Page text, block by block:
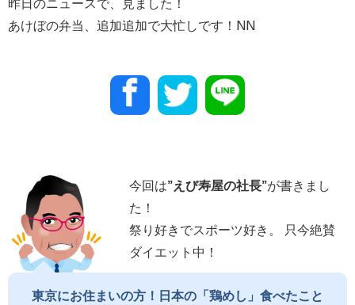
昨日のニュースで、見ました！
あけぼの弁当、追加追加で大忙しです！NN
今回は”えび寿屋の社長”が書きまし
た！
祭り好きでスポーツ好き。 只今絶賛
ダイエット中！
東京にお住まいの方！日本の「鶏めし」食べたこと